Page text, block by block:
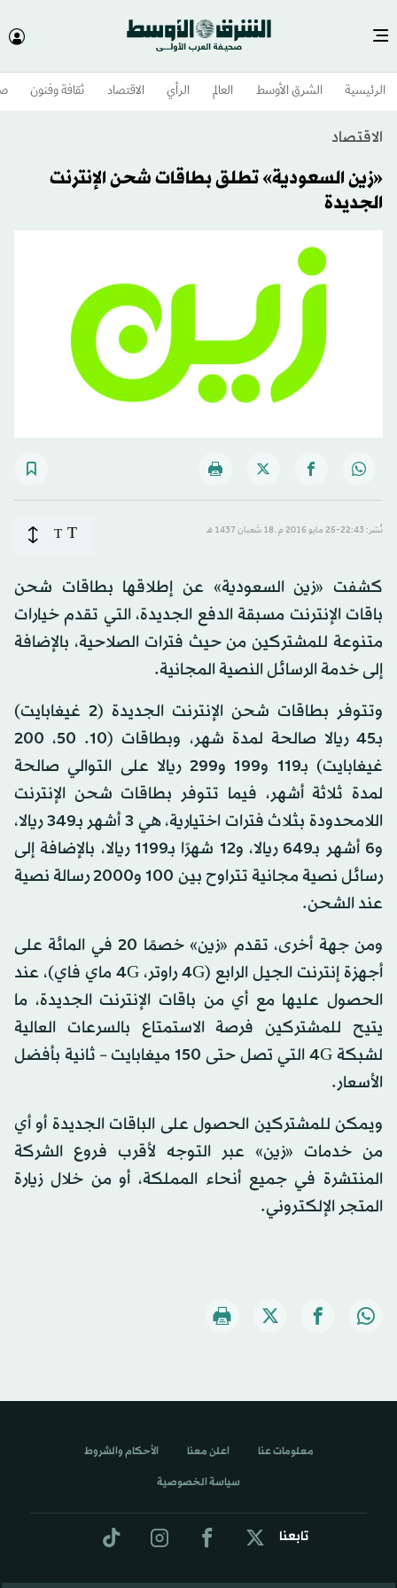
الرئيسية الشرق الأوسط​ العالم الرأي الاقتصاد ثقافة وفنون
الاقتصاد
«زين السعودية» تطلق بطاقات شحن الإنترنت
الجديدة
نُشر: 22:43-25 مايو 2016 م ـ 18 شَعبان 1437 هـ T
T
كشفت «زين السعودية» عن إطلاقها بطاقات شحن
باقات الإنترنت مسبقة الدفع الجديدة، التي تقدم خيارات
متنوعة للمشتركين من حيث فترات الصلاحية، بالإضافة
إلى خدمة الرسائل النصية المجانية.
وتتوفر بطاقات شحن الإنترنت الجديدة (2 غيغابايت)
بـ45 ريالا صالحة لمدة شهر، وبطاقات (10. 50، 200
غيغابايت) بـ119 و199 و299 ريالا على التوالي صالحة
لمدة ثلاثة أشهر، فيما تتوفر بطاقات شحن الإنترنت
اللامحدودة بثلاث فترات اختيارية، هي 3 أشهر بـ349 ريالا،
و6 أشهر بـ649 ريالا، و12 شهرًا بـ1199 ريالا، بالإضافة إلى
رسائل نصية مجانية تتراوح بين 100 و2000 رسالة نصية
عند الشحن.
ومن جهة أخرى، تقدم «زين» خصمًا 20 في المائة على
أجهزة إنترنت الجيل الرابع (4G راوتر، 4G ماي فاي)، عند
الحصول عليها مع أي من باقات الإنترنت الجديدة، ما
يتيح للمشتركين فرصة الاستمتاع بالسرعات العالية
لشبكة 4G التي تصل حتى 150 ميغابايت – ثانية بأفضل
الأسعار.
ويمكن للمشتركين الحصول على الباقات الجديدة أو أي
من خدمات «زين» عبر التوجه لأقرب فروع الشركة
المنتشرة في جميع أنحاء المملكة، أو من خلال زيارة
المتجر الإلكتروني.
تابعنا
معلومات عنا اعلن معنا الأحكام والشروط
سياسة الخصوصية